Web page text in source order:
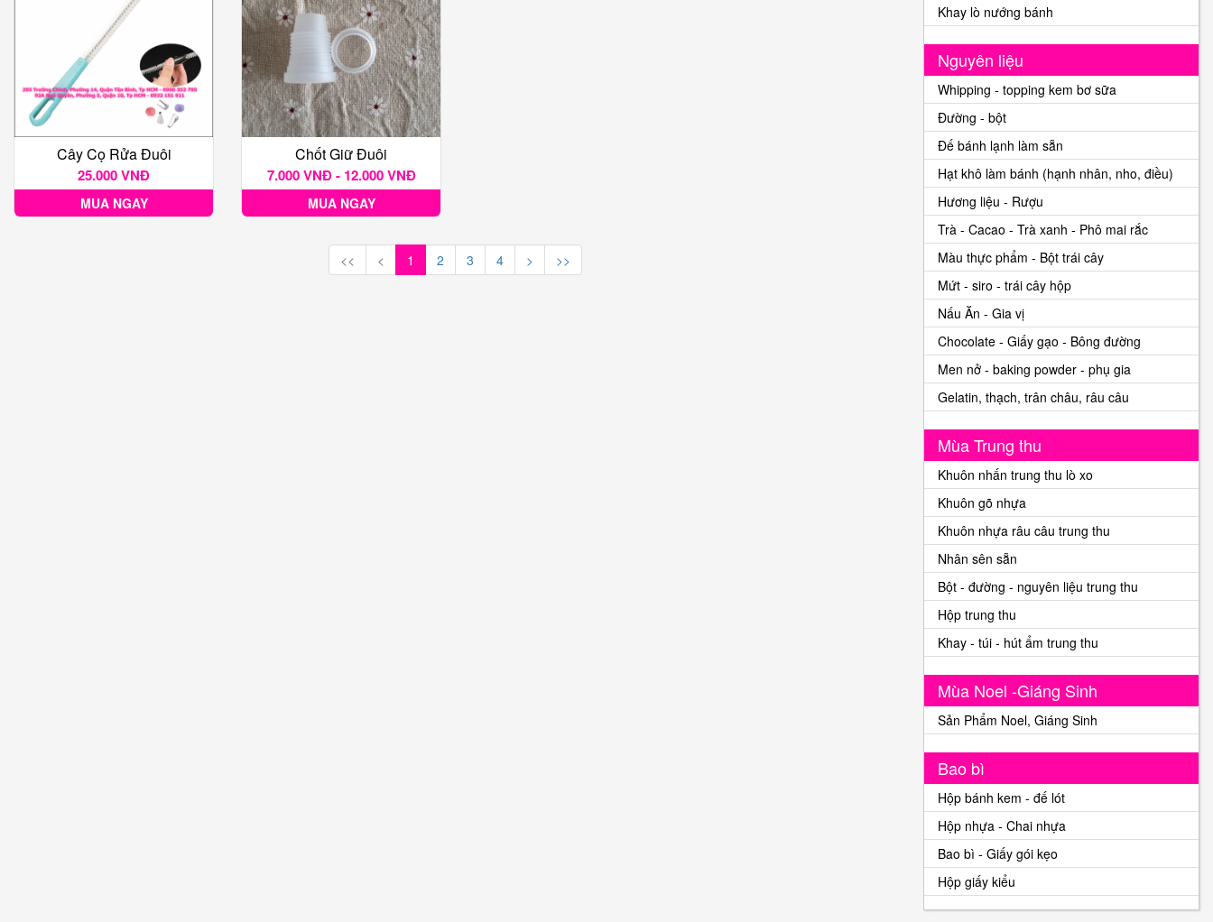
Cây Cọ Rửa Đuôi
25.000 VNĐ
MUA NGAY
Chốt Giữ Đuôi
7.000 VNĐ - 12.000 VNĐ
MUA NGAY
<< < 1 2 3 4 > >>
Khay lò nướng bánh
Nguyên liệu
Whipping - topping kem bơ sữa
Đường - bột
Đế bánh lạnh làm sẵn
Hạt khô làm bánh (hạnh nhân, nho, điều)
Hương liệu - Rượu
Trà - Cacao - Trà xanh - Phô mai rắc
Màu thực phẩm - Bột trái cây
Mứt - siro - trái cây hộp
Nấu Ăn - Gia vị
Chocolate - Giấy gạo - Bông đường
Men nở - baking powder - phụ gia
Gelatin, thạch, trân châu, râu câu
Mùa Trung thu
Khuôn nhấn trung thu lò xo
Khuôn gõ nhựa
Khuôn nhựa râu câu trung thu
Nhân sên sẵn
Bột - đường - nguyên liệu trung thu
Hộp trung thu
Khay - túi - hút ẩm trung thu
Mùa Noel -Giáng Sinh
Sản Phẩm Noel, Giáng Sinh
Bao bì
Hộp bánh kem - đế lót
Hộp nhựa - Chai nhựa
Bao bì - Giấy gói kẹo
Hộp giấy kiểu